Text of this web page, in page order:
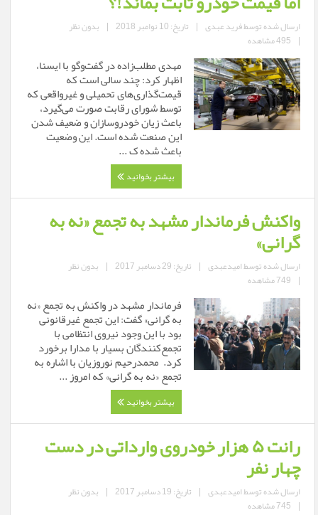
ارسال شده توسطفرید عبدی | تاریخ: 10 نوامبر 2018 | بدون نظر
| 495 مشاهده
مهدی مطلب‌زاده در گفت‌وگو با ایسنا،
اظهار کرد: چند سالی است که
قیمت‌گذاری‌های تحمیلی و غیرواقعی که
توسط شورای رقابت صورت می‌گیرد،
باعث زیان خودروسازان و ضعیف شدن
این صنعت شده است. این وضعیت
باعث شده ک ...
بیشتر بخوانید
واکنش فرماندار مشهد به تجمع «نه به
گرانی»
ارسال شده توسطامیدعبدی | تاریخ: 29 دسامبر 2017 | بدون نظر
| 749 مشاهده
فرماندار مشهد در واکنش به تجمع «نه
به گرانی» گفت: این تجمع غیرقانونی
بود با این وجود نیروی انتظامی با
تجمع‌کنندگان بسیار با مدارا برخورد
کرد. محمدرحیم نوروزیان با اشاره به
تجمع «نه به گرانی» که امروز ...
بیشتر بخوانید
رانت ۵ هزار خودروی وارداتی در دست
چهار نفر
ارسال شده توسطامیدعبدی | تاریخ: 19 دسامبر 2017 | بدون نظر
| 745 مشاهده